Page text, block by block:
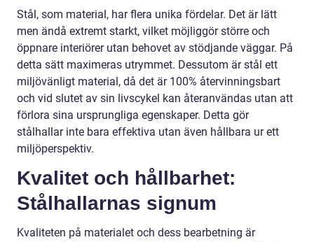
Stål, som material, har flera unika fördelar. Det är lätt
men ändå extremt starkt, vilket möjliggör större och
öppnare interiörer utan behovet av stödjande väggar. På
detta sätt maximeras utrymmet. Dessutom är stål ett
miljövänligt material, då det är 100% återvinningsbart
och vid slutet av sin livscykel kan återanvändas utan att
förlora sina ursprungliga egenskaper. Detta gör
stålhallar inte bara effektiva utan även hållbara ur ett
miljöperspektiv.
Kvalitet och hållbarhet:
Stålhallarnas signum
Kvaliteten på materialet och dess bearbetning är